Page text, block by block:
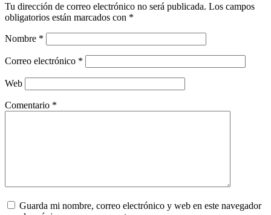
Tu dirección de correo electrónico no será publicada. Los campos
obligatorios están marcados con *
Nombre *
Correo electrónico *
Web
Comentario *
Guarda mi nombre, correo electrónico y web en este navegador